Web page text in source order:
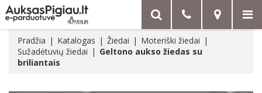
Pradžia Katalogas Žiedai
Moteriški žiedai
Sužadėtuvių žiedai
Geltono aukso žiedas su
briliantais